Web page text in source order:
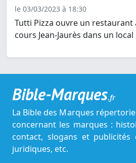
le 03/03/2023 à 18:30
Tutti Pizza ouvre un restaurant
cours Jean-Jaurès dans un local
Bible-Marques.fr
La Bible des Marques
concernant les marques :
contact, slogans et publicités
juridiques, etc.